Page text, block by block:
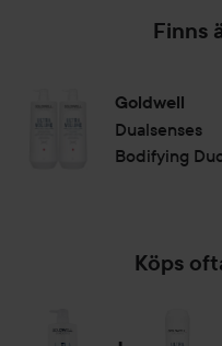
Finns
Goldwell
Dualsenses
Bodifying
Köps